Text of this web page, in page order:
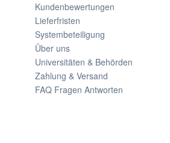
Kundenbewertungen
Lieferfristen
Systembeteiligung
Über uns
Universitäten & Behörden
Zahlung & Versand
FAQ Fragen Antworten